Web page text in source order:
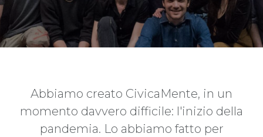
Abbiamo creato CivicaMente, in un
momento davvero difficile: l'inizio della
pandemia. Lo abbiamo fatto per